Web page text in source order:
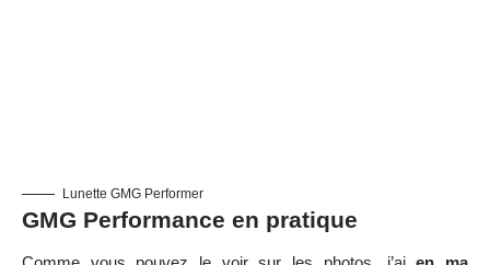
Lunette GMG Performer
GMG Performance en pratique